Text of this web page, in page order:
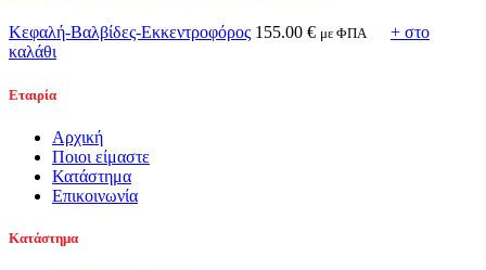
Κεφαλή-Βαλβίδες-Εκκεντροφόρος 155.00 € με ΦΠΑ
+ στο
καλάθι
Εταιρία
Αρχική
Ποιοι είμαστε
Κατάστημα
Επικοινωνία
Κατάστημα